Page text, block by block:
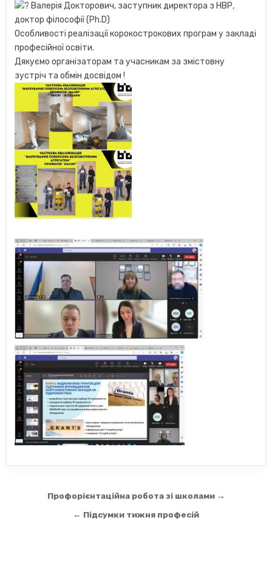
Валерія Докторович, заступник директора з НВР,
доктор філософії (Ph.D)
Особливості реалізації корокострокових програм у закладі
професійної освіти.
Дякуємо організаторам та учасникам за змістовну
зустріч та обмін досвідом !
Навігація
Профорієнтаційна робота зі школами →
← Підсумки тижня професій